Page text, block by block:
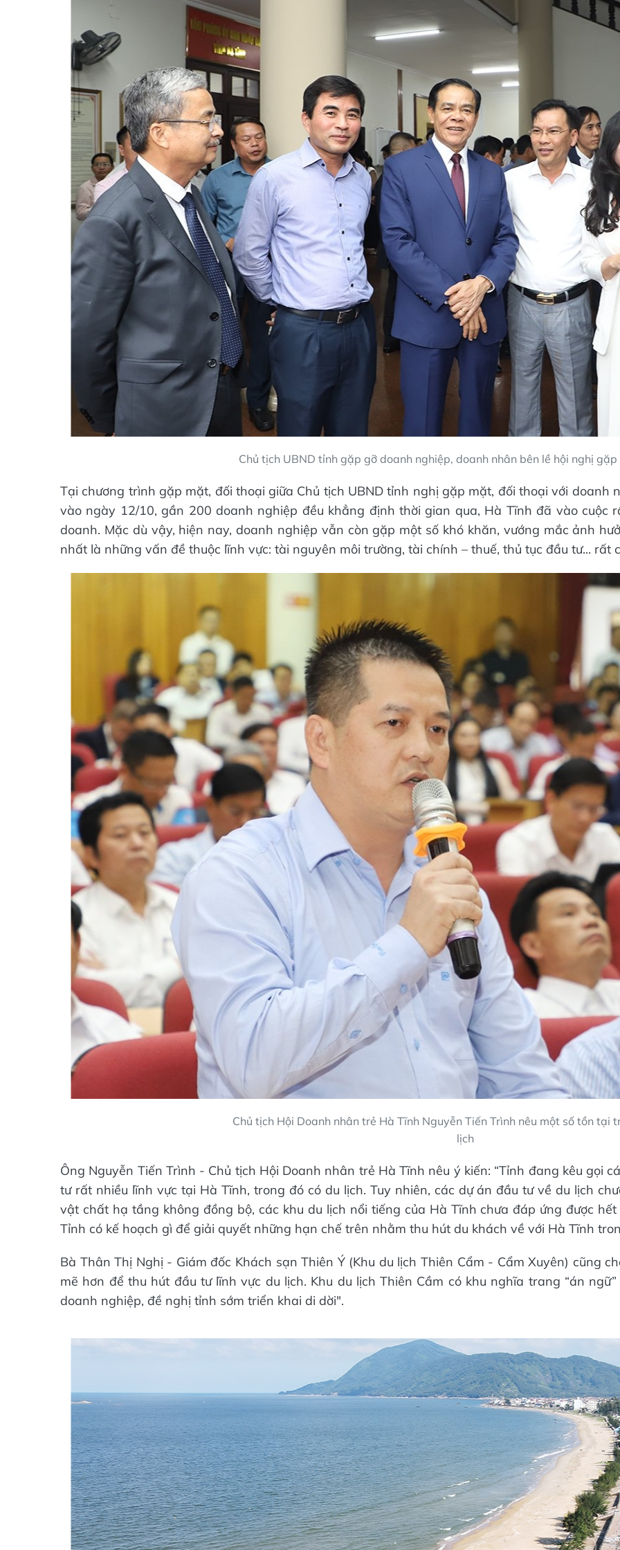
Chủ tịch UBND tỉnh gặp gỡ doanh nghiệp, doanh nhân bên lề hội nghị
Tại chương trình gặp mặt, đối thoại giữa Chủ tịch UBND tỉnh nghị gặp mặt, đối thoại với doanh
vào ngày 12/10, gần 200 doanh nghiệp đều khẳng định thời gian qua, Hà Tĩnh đã vào cuộc
doanh. Mặc dù vậy, hiện nay, doanh nghiệp vẫn còn gặp một số khó khăn, vướng mắc ảnh
nhất là những vấn đề thuộc lĩnh vực: tài nguyên môi trường, tài chính – thuế, thủ tục đầu tư... rất
Chủ tịch Hội Doanh nhân trẻ Hà Tĩnh Nguyễn Tiến Trình nêu một số tồn tại
lịch
Ông Nguyễn Tiến Trình - Chủ tịch Hội Doanh nhân trẻ Hà Tĩnh nêu ý kiến: “Tỉnh đang kêu gọi
tư rất nhiều lĩnh vực tại Hà Tĩnh, trong đó có du lịch. Tuy nhiên, các dự án đầu tư về du lịch
vật chất hạ tầng không đồng bộ, các khu du lịch nổi tiếng của Hà Tĩnh chưa đáp ứng được
Tỉnh có kế hoạch gì để giải quyết những hạn chế trên nhằm thu hút du khách về với Hà Tĩnh
Bà Thân Thị Nghị - Giám đốc Khách sạn Thiên Ý (Khu du lịch Thiên Cẩm - Cẩm Xuyên) cũng
mẽ hơn để thu hút đầu tư lĩnh vực du lịch. Khu du lịch Thiên Cầm có khu nghĩa trang “án
doanh nghiệp, đề nghị tỉnh sớm triển khai di dời".